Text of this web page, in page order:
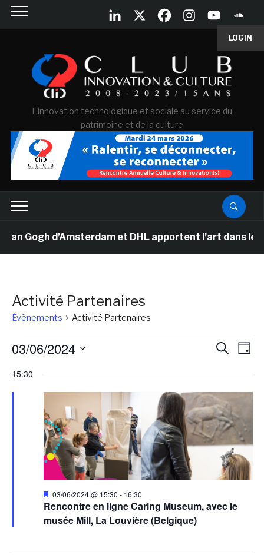
LOGIN
L'innovation technologique et sociale au service du
patrimoine et de la culture
Gogh d’Amsterdam et DHL apportent l’art dans
Activité Partenaires
Évènements Activité Partenaires
Évènements
for
03/06/2024
et
de
vues
Jour
03/06/2024
15:30
Rencontre en ligne Caring Museum, avec le
musée Mill, La Louvière (Belgique)
Mis
en
avant
03/06/2024 @ 15:30 - 16:30